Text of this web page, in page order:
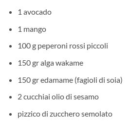
1 avocado
1 mango
100 g peperoni rossi piccoli
150 gr alga wakame
150 gr edamame (fagioli di soia)
2 cucchiai olio di sesamo
pizzico di zucchero semolato